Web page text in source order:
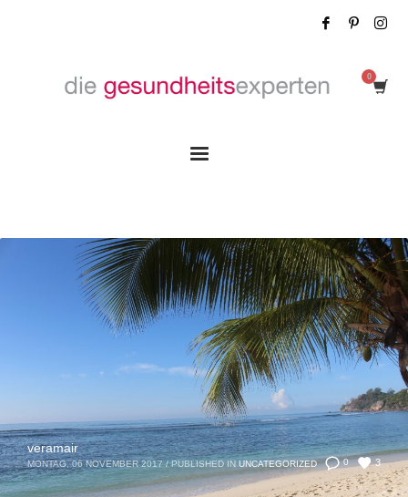
0 3
veramair
MONTAG, 06 NOVEMBER 2017 / PUBLISHED IN UNCATEGORIZED